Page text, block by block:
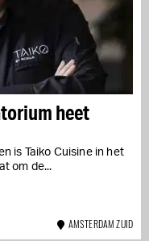
heet
is T​aiko Cuisine in het
om de...
AMSTERDAM ZUID